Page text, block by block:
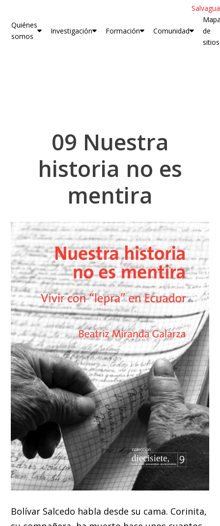
Quiénes
somos
Investigación Formación Comunidad
de
sitios
09 Nuestra
historia no es
mentira
Bolívar Salcedo habla desde su cama. Corinita,